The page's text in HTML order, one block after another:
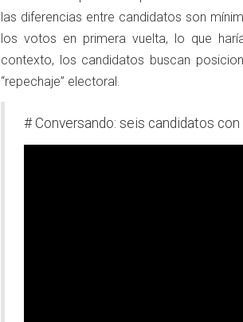
las diferencias entre candidatos son
los votos en primera vuelta, lo que
contexto, los candidatos buscan
“repechaje” electoral.
# Conversando: seis candidatos con